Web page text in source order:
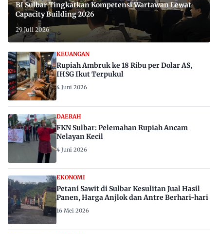
BI Sulbar Tingkatkan Kompetensi Wartawan Lewat
Capacity Building 2026
29 Juli 2026
KEUANGAN
Rupiah Ambruk ke 18 Ribu per Dolar AS,
IHSG Ikut Terpukul
4 Juni 2026
DAERAH
FKN Sulbar: Pelemahan Rupiah Ancam
Nelayan Kecil
4 Juni 2026
EKONOMI
Petani Sawit di Sulbar Kesulitan Jual Hasil
Panen, Harga Anjlok dan Antre Berhari-hari
16 Mei 2026